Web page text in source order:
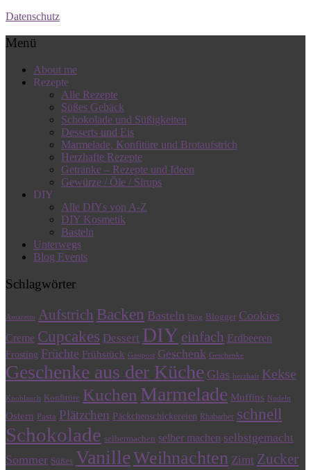
Datenschutz
Menü
About me
Rezepte
Alle Rezepte
Süßes Gebäck
Schokolade und Süßigkeiten
Desserts und Eis
Marmelade, Konfitüre und Brotaufstrich
Herzhafte Rezepte
Getränke – Rezepte und Ideen
Gewürze / Öle / Sirups
DIY
Alle DIYs von A-Z
DIY Kosmetik
Basteln
Unterwegs
Blog Events
Schlagwörter
Amaretto Aufstrich Backen Basteln Blog Blogger Cookies
Creme Cupcakes Dessert DIY einfach Erdbeeren
Frosting Früchte Frühstück Gastpost Geschenk Geschenke
Geschenke aus der Küche Glas herzhaft Kekse
Knoblauch Konfitüre Kuchen Marmelade Muffins Nudeln
Ostern Pasta Plätzchen Päckchenschickereien Rhabarber schnell
Schokolade selbermachen selber machen selbstgemacht
Sommer Süßes VanilleWeihnachten Zimt Zucker